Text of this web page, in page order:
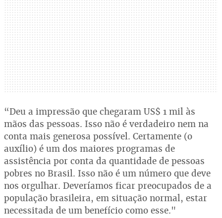
“Deu a impressão que chegaram US$ 1 mil às
mãos das pessoas. Isso não é verdadeiro nem na
conta mais generosa possível. Certamente (o
auxílio) é um dos maiores programas de
assistência por conta da quantidade de pessoas
pobres no Brasil. Isso não é um número que deve
nos orgulhar. Deveríamos ficar preocupados de a
população brasileira, em situação normal, estar
necessitada de um benefício como esse."